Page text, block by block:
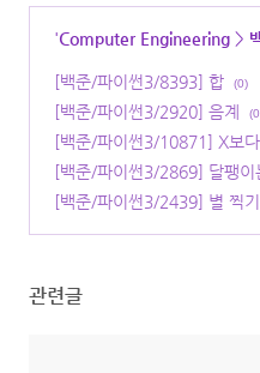
'Computer Engineering >
[백준/파이썬3/8393] 합 (0)
[백준/파이썬3/2920] 음계
[백준/파이썬3/10871] X보
[백준/파이썬3/2869] 달팽이
(0)
[백준/파이썬3/2439] 별 찍
관련글